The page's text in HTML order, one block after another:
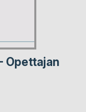
Opettajan